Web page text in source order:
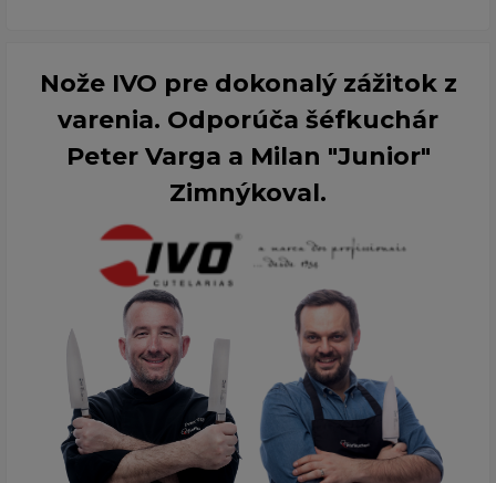
Nože IVO pre dokonalý zážitok z
varenia. Odporúča šéfkuchár
Peter Varga a Milan "Junior"
Zimnýkoval.